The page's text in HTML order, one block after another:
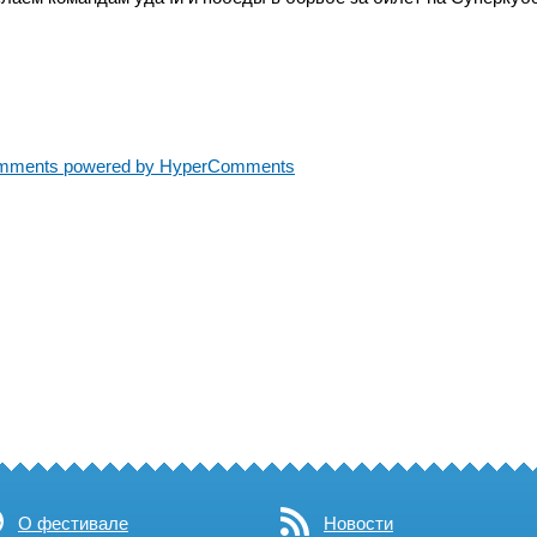
powered by HyperComments
О фестивале Новости